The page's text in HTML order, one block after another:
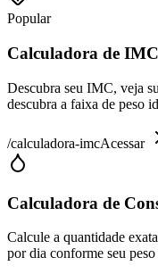
Popular
Calculadora de
Descubra seu IMC, veja
descubra a faixa de peso
/calculadora-imcAcessar
Calculadora de
Calcule a quantidade
por dia conforme seu